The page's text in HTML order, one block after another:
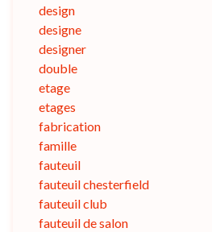
design
designe
designer
double
etage
etages
fabrication
famille
fauteuil
fauteuil chesterfield
fauteuil club
fauteuil de salon